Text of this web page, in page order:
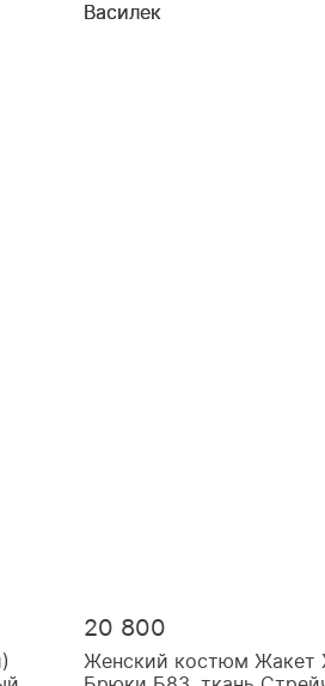
20 800
Женский костюм